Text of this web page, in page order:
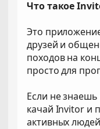
Что такое
Это
друзей и
походов на
просто для
Если не знаешь
качай Invitor и
активных